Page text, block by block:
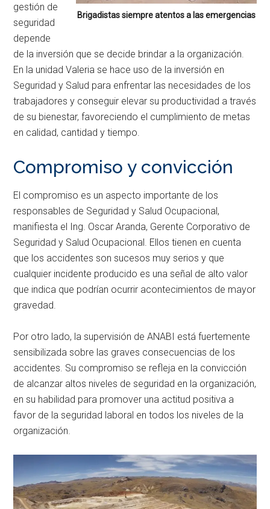
Brigadistas siempre atentos a las emergencias
gestión de
seguridad
depende
de la inversión que se decide brindar a la organización.
En la unidad Valeria se hace uso de la inversión en
Seguridad y Salud para enfrentar las necesidades de los
trabajadores y conseguir elevar su productividad a través
de su bienestar, favoreciendo el cumplimiento de metas
en calidad, cantidad y tiempo.
Compromiso y convicción
El compromiso es un aspecto importante de los
responsables de Seguridad y Salud Ocupacional,
manifiesta el Ing. Oscar Aranda, Gerente Corporativo de
Seguridad y Salud Ocupacional. Ellos tienen en cuenta
que los accidentes son sucesos muy serios y que
cualquier incidente producido es una señal de alto valor
que indica que podrían ocurrir acontecimientos de mayor
gravedad.
Por otro lado, la supervisión de ANABI está fuertemente
sensibilizada sobre las graves consecuencias de los
accidentes. Su compromiso se refleja en la convicción
de alcanzar altos niveles de seguridad en la organización,
en su habilidad para promover una actitud positiva a
favor de la seguridad laboral en todos los niveles de la
organización.